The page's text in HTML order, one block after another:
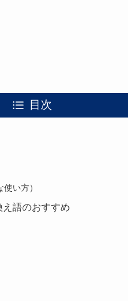
目次
い方）
語のおすすめ